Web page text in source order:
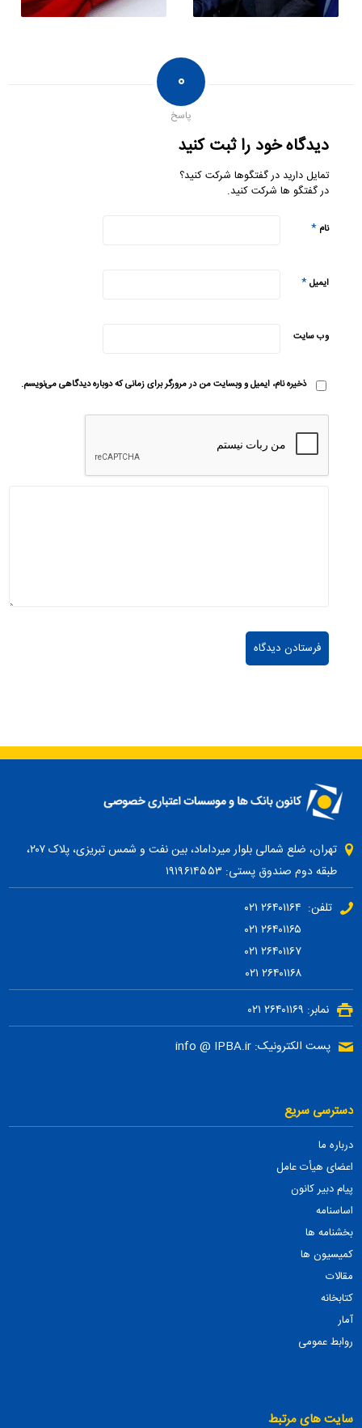
۰
پاسخ
دیدگاه خود را ثبت کنید
تمایل دارید در گفتگوها شرکت کنید؟
در گفتگو ها شرکت کنید.
نام*
ایمیل*
وب‌ سایت
ذخیره نام، ایمیل و وبسایت من در مرورگر برای زمانی که دوباره دیدگاهی می‌نویسم.
تهران، ضلع شمالی بلوار میرداماد، بین نفت و شمس تبریزی، پلاک ۲۰۷،
طبقه دوم صندوق پستی: ۱۹۱۹۶۱۴۵۵۳
تلفن: ۲۶۴۰۱۱۶۴ ۰۲۱
۲۶۴۰۱۱۶۷ ۰۲۱
۲۶۴۰۱۱۶۸ ۰۲۱
نمابر: ۲۶۴۰۱۱۶۹ ۰۲۱
پست الکترونیک: info @ IPBA.ir
دسترسی سریع
درباره ما
اعضای هیأت عامل
پیام دبیر کانون
اساسنامه
بخشنامه ها
کمیسیون ها
مقالات
کتابخانه
آمار
روابط عمومی
سایت های مرتبط